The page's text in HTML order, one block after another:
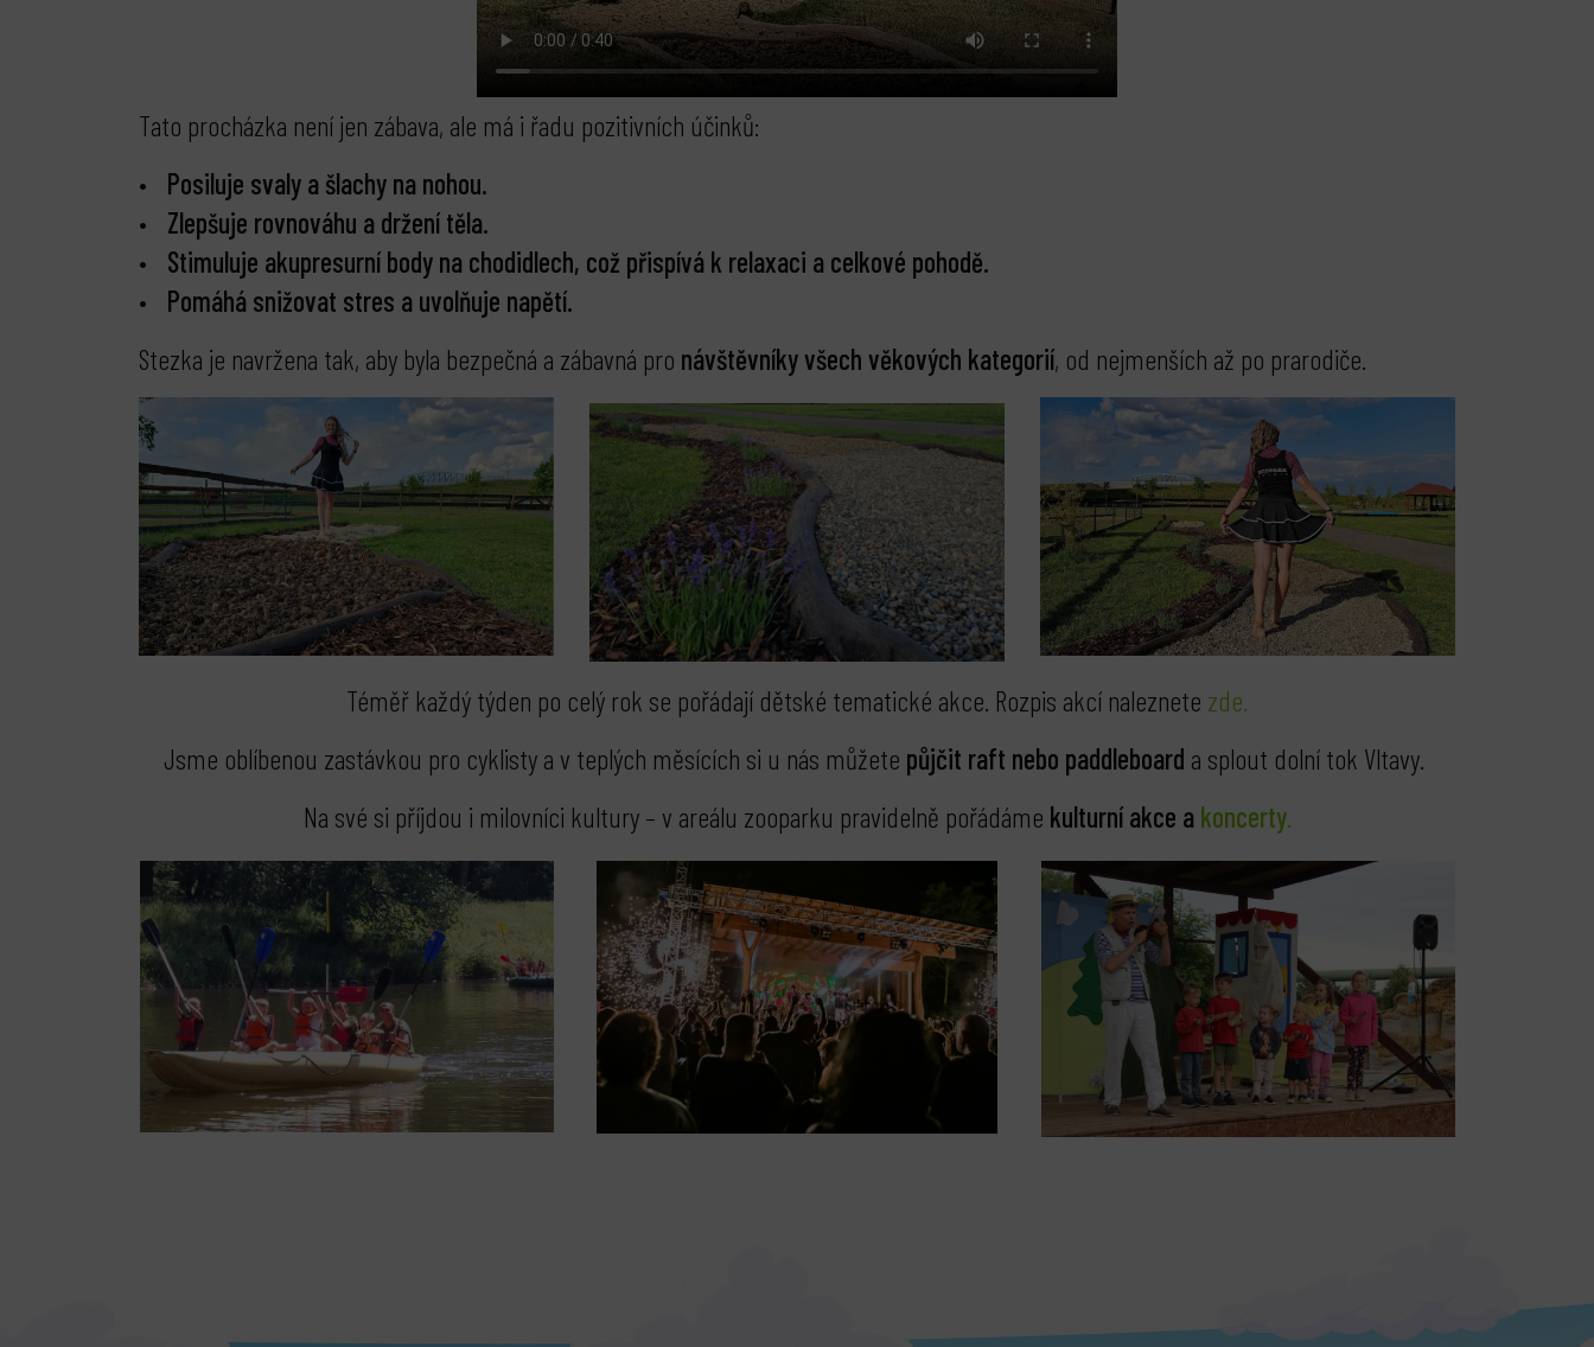
Tato procházka není jen zábava, ale má i řadu pozitivních účinků:
Posiluje svaly a šlachy na nohou.
Zlepšuje rovnováhu a držení těla.
Stimuluje akupresurní body na chodidlech, což přispívá k relaxaci a celkové pohodě.
Pomáhá snižovat stres a uvolňuje napětí.
Stezka je navržena tak, aby byla bezpečná a zábavná pro návštěvníky všech věkových kategorií, od nejmenších až po prarodiče.
Téměř každý týden po celý rok se pořádají dětské tematické akce. Rozpis akcí naleznete zde.
Jsme oblíbenou zastávkou pro cyklisty a v teplých měsících si u nás můžete půjčit raft nebo paddleboard a splout dolní tok Vltavy.
Na své si příjdou i milovníci kultury – v areálu zooparku pravidelně pořádáme kulturní akce a koncerty.